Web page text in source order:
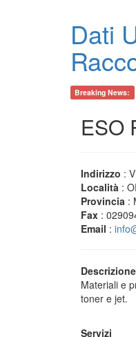
Dati
Breaking News:
ESO
Indirizzo :
Località :
Provincia :
Fax :
Email :
Descrizione
Materiali e
toner e jet.
Servizi